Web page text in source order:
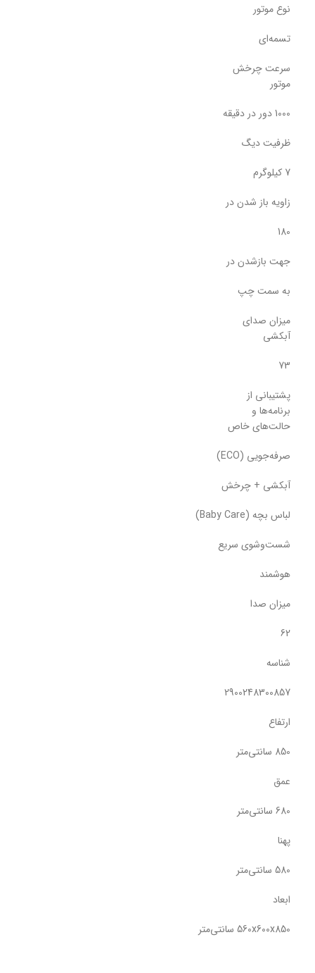
نوع موتور
تسمه‌ای
سرعت چرخش
موتور
1000 دور در دقیقه
ظرفیت دیگ
7 کیلوگرم
زاویه باز شدن در
180
جهت بازشدن در
به سمت چپ
میزان صدای
آبکشی
73
پشتیبانی از
برنامه‌ها و
حالت‌های خاص
صرفه‌جویی (ECO)
آبکشی + چرخش
لباس بچه (Baby Care)
شست‌وشوی سریع
هوشمند
میزان صدا
62
شناسه
2900248300857
ارتفاع
850 سانتی‌متر
عمق
680 سانتی‌متر
پهنا
580 سانتی‌متر
ابعاد
560x600x850 سانتی‌متر